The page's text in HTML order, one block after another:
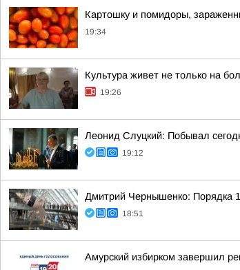
Картошку и помидоры,
19:34
Культура живет не только на
19:26
Леонид Слуцкий: Побывал
19:12
Дмитрий Чернышенко: Порядка
18:51
Амурский избирком завершил